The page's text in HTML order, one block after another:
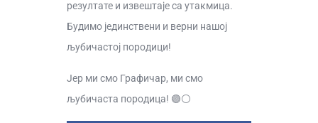
резултате и извештаје са утакмица.
Будимо јединствени и верни нашој
љубичастој породици!
Јер ми смо Графичар, ми смо
љубичаста породица! 🟣⚪️